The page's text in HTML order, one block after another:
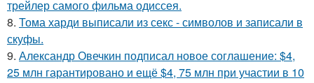
трейлер самого фильма одиссея.
8. Тома харди выписали из секс - символов и записали в
скуфы.
9. Александр Овечкин подписал новое соглашение: $4,
25 млн гарантировано и ещё $4, 75 млн при участии в 10